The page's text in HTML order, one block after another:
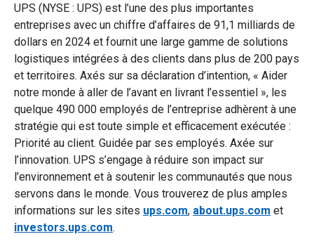
UPS (NYSE : UPS) est l’une des plus importantes
entreprises avec un chiffre d’affaires de 91,1 milliards de
dollars en 2024 et fournit une large gamme de solutions
logistiques intégrées à des clients dans plus de 200 pays
et territoires. Axés sur sa déclaration d’intention, « Aider
notre monde à aller de l’avant en livrant l’essentiel », les
quelque 490 000 employés de l’entreprise adhèrent à une
stratégie qui est toute simple et efficacement exécutée :
Priorité au client. Guidée par ses employés. Axée sur
l’innovation. UPS s’engage à réduire son impact sur
l’environnement et à soutenir les communautés que nous
servons dans le monde. Vous trouverez de plus amples
informations sur les sites ups.com, about.ups.com et
investors.ups.com.